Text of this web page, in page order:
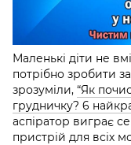
Маленькі діти не
потрібно зробити
зрозуміли, “Як
грудничку? 6
аспіратор виграє
пристрій для всіх